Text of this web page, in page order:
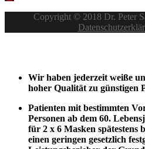
Copyright © 2018 Dr. Peter
Wir haben jederzeit weiße
hoher Qualität zu günstigen
Patienten mit bestimmten
Personen ab dem 60.
für 2 x 6 Masken spätestens
einen geringen gesetzlich